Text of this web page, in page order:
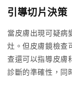
引導切片決策
當皮膚出現可疑病
灶。但皮膚鏡檢查
查還可以指導皮膚
診斷的準確性，同